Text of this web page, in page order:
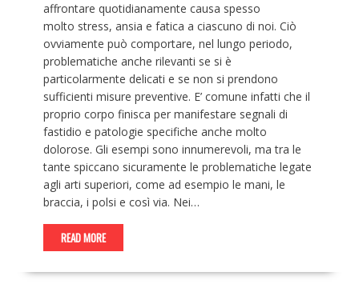
affrontare quotidianamente causa spesso
molto stress, ansia e fatica a ciascuno di noi. Ciò
ovviamente può comportare, nel lungo periodo,
problematiche anche rilevanti se si è
particolarmente delicati e se non si prendono
sufficienti misure preventive. E’ comune infatti che il
proprio corpo finisca per manifestare segnali di
fastidio e patologie specifiche anche molto
dolorose. Gli esempi sono innumerevoli, ma tra le
tante spiccano sicuramente le problematiche legate
agli arti superiori, come ad esempio le mani, le
braccia, i polsi e così via. Nei…
READ MORE